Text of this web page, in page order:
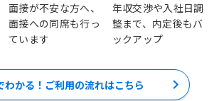
面接が不安な方へ、
面接への同席も行っ
ています
年収交渉や入社日調
整まで、内定後もバ
ックアップ
わかる！ご利用の流れはこちら